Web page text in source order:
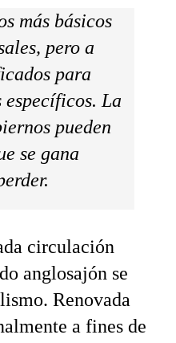
más básicos
pero a
para
La
pueden
se gana
circulación
anglosajón se
Renovada
a fines de